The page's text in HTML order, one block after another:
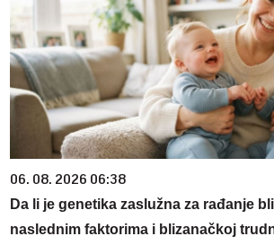
06. 08. 2026 06:38
Da li je genetika zaslužna za rađanje
naslednim faktorima i blizanačkoj